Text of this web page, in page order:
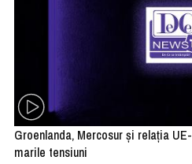
Groenlanda, Mercosur și relația
marile tensiuni